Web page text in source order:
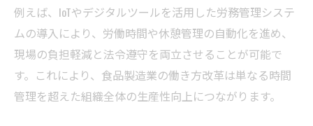
例えば、IoTやデジタルツールを活用した労務管理システ
ムの導入により、労働時間や休憩管理の自動化を進め、
現場の負担軽減と法令遵守を両立させることが可能で
す。これにより、食品製造業の働き方改革は単なる時間
管理を超えた組織全体の生産性向上につながります。